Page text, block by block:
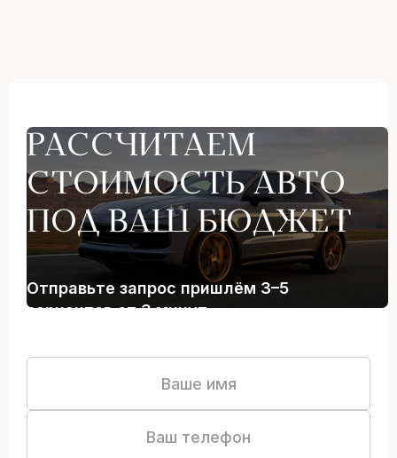
РАССЧИТАЕМ
СТОИМОСТЬ АВТО
ПОД ВАШ БЮДЖЕТ
Отправьте запрос пришлём 3–5
вариантов от 3 минут